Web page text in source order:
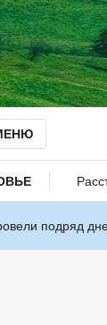
подряд